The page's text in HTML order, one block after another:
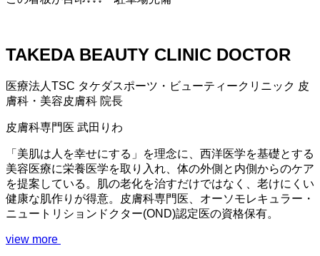
TAKEDA BEAUTY CLINIC DOCTOR
医療法人TSC タケダスポーツ・ビューティークリニック 皮
膚科・美容皮膚科 院長
皮膚科専門医 武田りわ
「美肌は人を幸せにする」を理念に、西洋医学を基礎とする
美容医療に栄養医学を取り入れ、体の外側と内側からのケア
を提案している。肌の老化を治すだけではなく、老けにくい
健康な肌作りが得意。皮膚科専門医、オーソモレキュラー・
ニュートリションドクター(OND)認定医の資格保有。
view more